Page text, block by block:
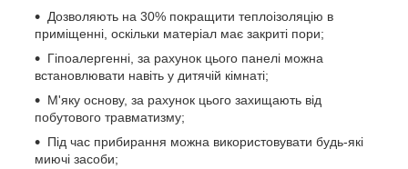
Дозволяють на 30% покращити теплоізоляцію в
приміщенні, оскільки матеріал має закриті пори;
Гіпоалергенні, за рахунок цього панелі можна
встановлювати навіть у дитячій кімнаті;
М'яку основу, за рахунок цього захищають від
побутового травматизму;
Під час прибирання можна використовувати будь-які
миючі засоби;